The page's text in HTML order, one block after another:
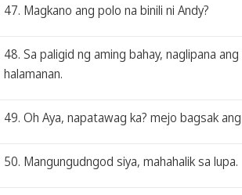
47. Magkano ang polo na binili ni Andy?
48. Sa paligid ng aming bahay, naglipana
halamanan.
49. Oh Aya, napatawag ka? mejo bagsak
50. Mangungudngod siya, mahahalik sa lupa.